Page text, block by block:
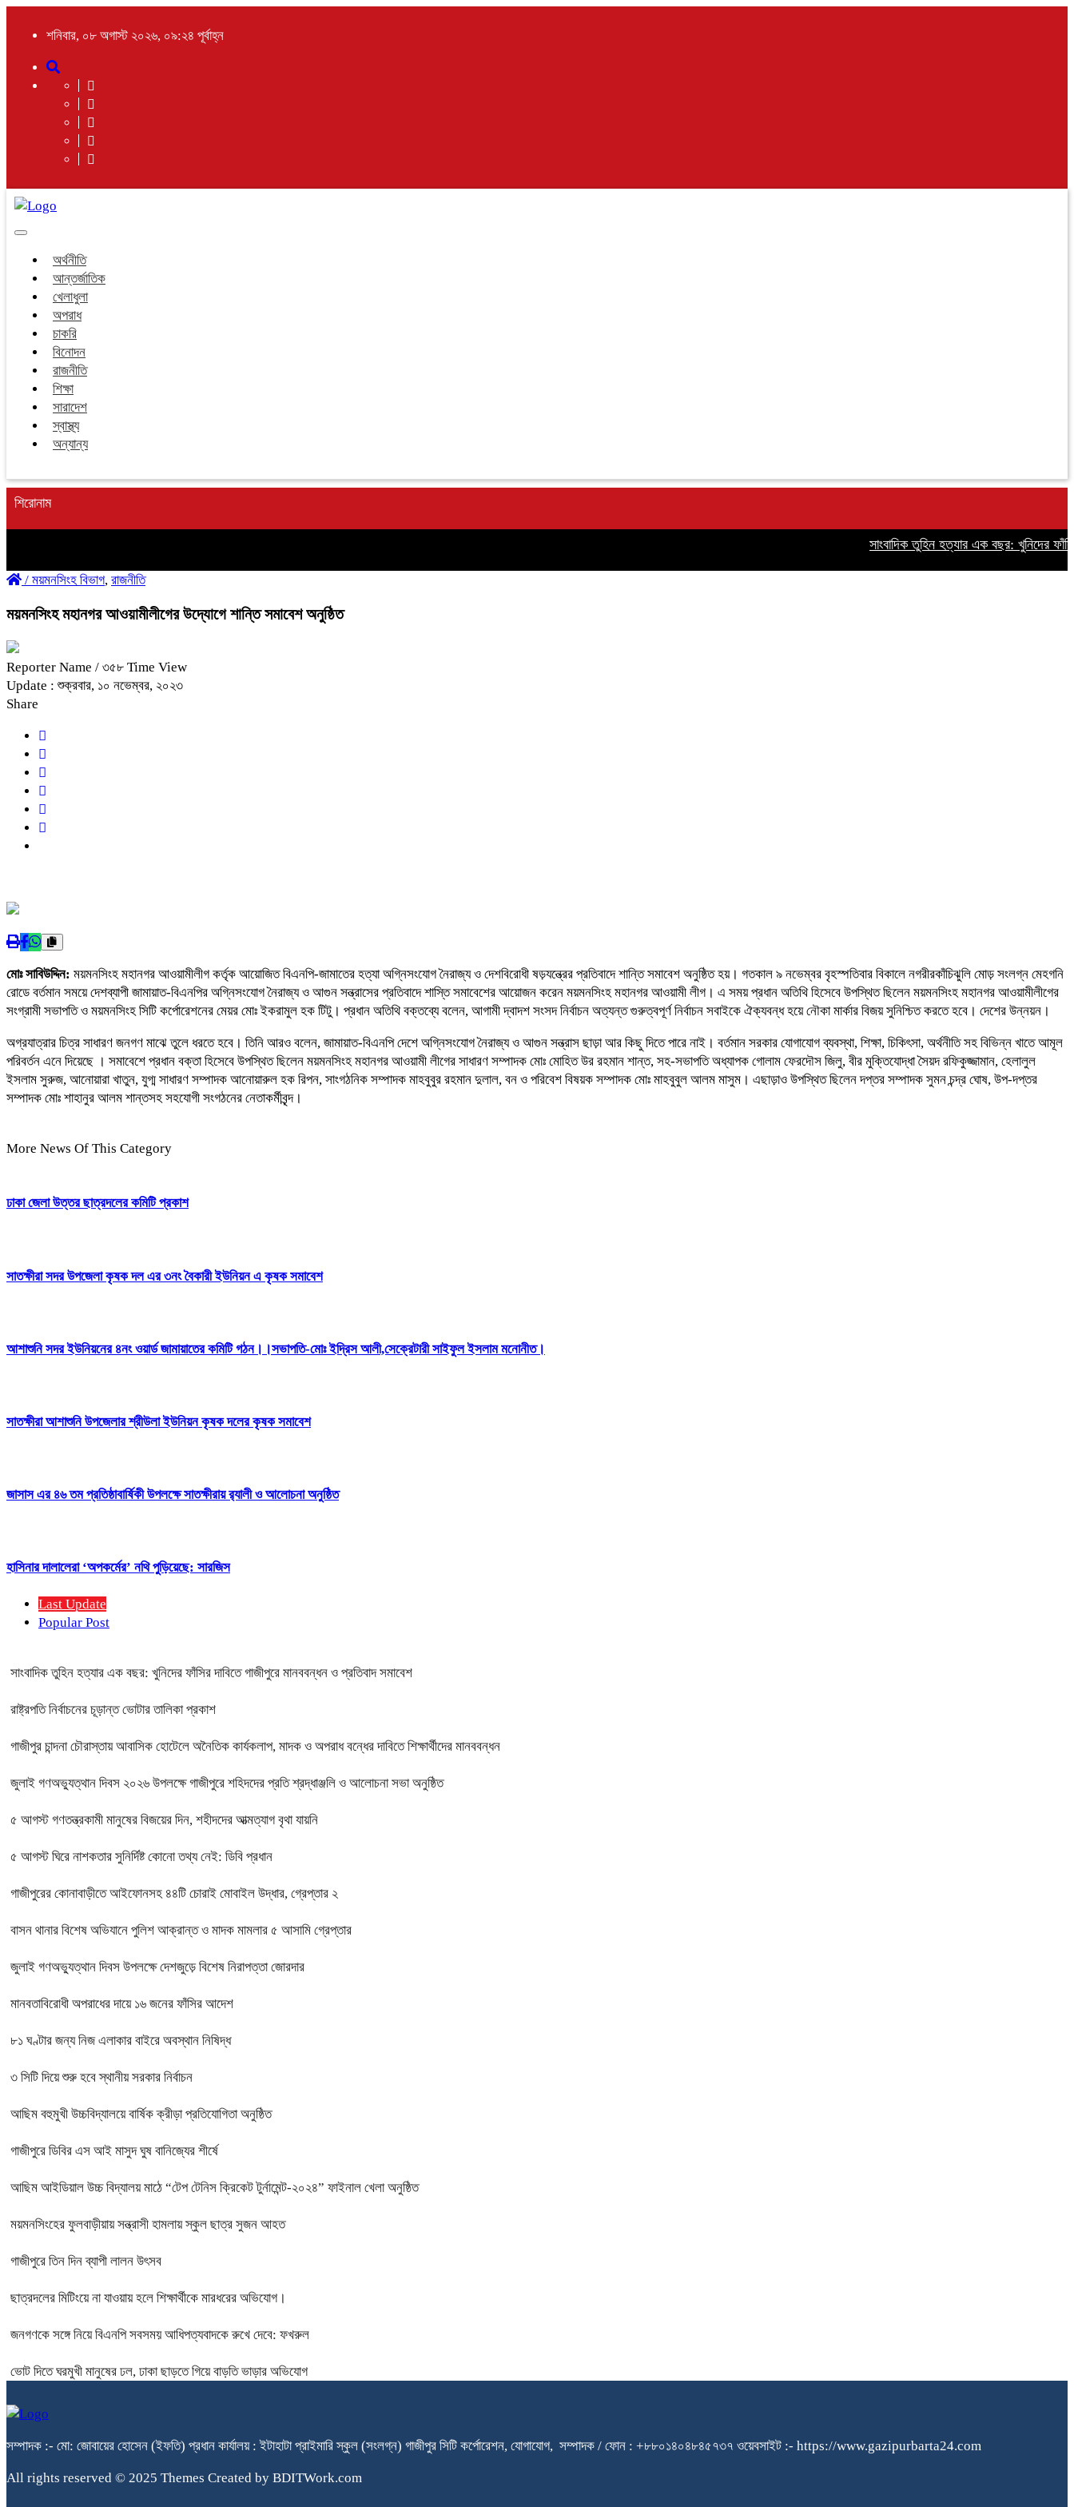
শনিবার, ০৮ অগাস্ট ২০২৬, ০৯:২৪ পূর্বাহ্ন
Toggle
অর্থনীতি
আন্তর্জাতিক
খেলাধুলা
অপরাধ
চাকরি
বিনোদন
রাজনীতি
শিক্ষা
সারাদেশ
স্বাস্থ্য
অন্যান্য
শিরোনাম
সাংবাদিক তুহিন হত্যার এক বছর: খুনিদের ফাঁসির
/ ময়মনসিংহ বিভাগ, রাজনীতি
ময়মনসিংহ মহানগর আওয়ামীলীগের উদ্যোগে শান্তি সমাবেশ অনুষ্ঠিত
Reporter Name / ৩৫৮ Time View
Update : শুক্রবার, ১০ নভেম্বর, ২০২৩
Share
মোঃ সাবিউদ্দিন: ময়মনসিংহ মহানগর আওয়ামীলীগ কর্তৃক আয়োজিত বিএনপি-জামাতের হত্যা অগ্নিসংযোগ নৈরাজ্য ও দেশবিরোধী ষড়যন্ত্রের প্রতিবাদে শান্তি সমাবেশ অনুষ্ঠিত হয়। গতকাল ৯ নভেম্বর বৃহস্পতিবার বিকালে নগরীরকাঁচিঝুলি মোড় সংলগ্ন মেহগনি
রোডে বর্তমান সময়ে দেশব্যাপী জামায়াত-বিএনপির অগ্নিসংযোগ নৈরাজ্য ও আগুন সন্ত্রাসের প্রতিবাদে শাস্তি সমাবেশের আয়োজন করেন ময়মনসিংহ মহানগর আওয়ামী লীগ। এ সময় প্রধান অতিথি হিসেবে উপস্থিত ছিলেন ময়মনসিংহ মহানগর আওয়ামীলীগের
সংগ্রামী সভাপতি ও ময়মনসিংহ সিটি কর্পোরেশনের মেয়র মোঃ ইকরামুল হক টিটু। প্রধান অতিথি বক্তব্যে বলেন, আগামী দ্বাদশ সংসদ নির্বাচন অত্যন্ত গুরুত্বপূর্ণ নির্বাচন সবাইকে ঐক্যবন্ধ হয়ে নৌকা মার্কার বিজয় সুনিশ্চিত করতে হবে। দেশের উন্নয়ন।
অগ্রযাত্রার চিত্র সাধারণ জনগণ মাঝে তুলে ধরতে হবে। তিনি আরও বলেন, জামায়াত-বিএনপি দেশে অগ্নিসংযোগ নৈরাজ্য ও আগুন সন্ত্রাস ছাড়া আর কিছু দিতে পারে নাই। বর্তমান সরকার যোগাযোগ ব্যবস্থা, শিক্ষা, চিকিৎসা, অর্থনীতি সহ বিভিন্ন খাতে আমূল
পরিবর্তন এনে দিয়েছে । সমাবেশে প্রধান বক্তা হিসেবে উপস্থিত ছিলেন ময়মনসিংহ মহানগর আওয়ামী লীগের সাধারণ সম্পাদক মোঃ মোহিত উর রহমান শান্ত, সহ-সভাপতি অধ্যাপক গোলাম ফেরদৌস জিলু, বীর মুক্তিযোদ্ধা সৈয়দ রফিকুজ্জামান, হেলালুল
ইসলাম সুরুজ, আনোয়ারা খাতুন, যুগ্ম সাধারণ সম্পাদক আনোয়ারুল হক রিপন, সাংগঠনিক সম্পাদক মাহবুবুর রহমান দুলাল, বন ও পরিবেশ বিষয়ক সম্পাদক মোঃ মাহবুবুল আলম মাসুম। এছাড়াও উপস্থিত ছিলেন দপ্তর সম্পাদক সুমন চন্দ্র ঘোষ, উপ-দপ্তর
সম্পাদক মোঃ শাহানুর আলম শান্তসহ সহযোগী সংগঠনের নেতাকর্মীবৃন্দ।
More News Of This Category
ঢাকা জেলা উত্তর ছাত্রদলের কমিটি প্রকাশ
সাতক্ষীরা সদর উপজেলা কৃষক দল এর ৩নং বৈকারী ইউনিয়ন এ কৃষক সমাবেশ
আশাশুনি সদর ইউনিয়নের ৪নং ওয়ার্ড জামায়াতের কমিটি গঠন।।সভাপতি-মোঃ ইদ্রিস আলী,সেক্রেটারী সাইফুল ইসলাম মনোনীত।
সাতক্ষীরা আশাশুনি উপজেলার শ্রীউলা ইউনিয়ন কৃষক দলের কৃষক সমাবেশ
জাসাস এর ৪৬ তম প্রতিষ্ঠাবার্ষিকী উপলক্ষে সাতক্ষীরায় র‍্যালী ও আলোচনা অনুষ্ঠিত
হাসিনার দালালেরা ‘অপকর্মের’ নথি পুড়িয়েছে: সারজিস
Last Update
Popular Post
সাংবাদিক তুহিন হত্যার এক বছর: খুনিদের ফাঁসির দাবিতে গাজীপুরে মানববন্ধন ও প্রতিবাদ সমাবেশ
রাষ্ট্রপতি নির্বাচনের চূড়ান্ত ভোটার তালিকা প্রকাশ
গাজীপুর চান্দনা চৌরাস্তায় আবাসিক হোটেলে অনৈতিক কার্যকলাপ, মাদক ও অপরাধ বন্ধের দাবিতে শিক্ষার্থীদের মানববন্ধন
জুলাই গণঅভ্যুত্থান দিবস ২০২৬ উপলক্ষে গাজীপুরে শহিদদের প্রতি শ্রদ্ধাঞ্জলি ও আলোচনা সভা অনুষ্ঠিত
৫ আগস্ট গণতন্ত্রকামী মানুষের বিজয়ের দিন, শহীদদের আত্মত্যাগ বৃথা যায়নি
৫ আগস্ট ঘিরে নাশকতার সুনির্দিষ্ট কোনো তথ্য নেই: ডিবি প্রধান
গাজীপুরের কোনাবাড়ীতে আইফোনসহ ৪৪টি চোরাই মোবাইল উদ্ধার, গ্রেপ্তার ২
বাসন থানার বিশেষ অভিযানে পুলিশ আক্রান্ত ও মাদক মামলার ৫ আসামি গ্রেপ্তার
জুলাই গণঅভ্যুত্থান দিবস উপলক্ষে দেশজুড়ে বিশেষ নিরাপত্তা জোরদার
মানবতাবিরোধী অপরাধের দায়ে ১৬ জনের ফাঁসির আদেশ
৮১ ঘণ্টার জন্য নিজ এলাকার বাইরে অবস্থান নিষিদ্ধ
৩ সিটি দিয়ে শুরু হবে স্থানীয় সরকার নির্বাচন
আছিম বহুমুখী উচ্চবিদ্যালয়ে বার্ষিক ক্রীড়া প্রতিযোগিতা অনুষ্ঠিত
গাজীপুরে ডিবির এস আই মাসুদ ঘুষ বানিজ্যের শীর্ষে
আছিম আইডিয়াল উচ্চ বিদ্যালয় মাঠে “টেপ টেনিস ক্রিকেট টুর্নামেন্ট-২০২৪” ফাইনাল খেলা অনুষ্ঠিত
ময়মনসিংহের ফুলবাড়ীয়ায় সন্ত্রাসী হামলায় স্কুল ছাত্র সুজন আহত
গাজীপুরে তিন দিন ব্যাপী লালন উৎসব
ছাত্রদলের মিটিংয়ে না যাওয়ায় হলে শিক্ষার্থীকে মারধরের অভিযোগ।
জনগণকে সঙ্গে নিয়ে বিএনপি সবসময় আধিপত্যবাদকে রুখে দেবে: ফখরুল
ভোট দিতে ঘরমুখী মানুষের ঢল, ঢাকা ছাড়তে গিয়ে বাড়তি ভাড়ার অভিযোগ
সম্পাদক :- মো: জোবায়ের হোসেন (ইফতি) প্রধান কার্যালয় : ইটাহাটা প্রাইমারি স্কুল (সংলগ্ন) গাজীপুর সিটি কর্পোরেশন, যোগাযোগ, সম্পাদক / ফোন : +৮৮০১৪০৪৮৪৫৭৩৭ ওয়েবসাইট :- https://www.gazipurbarta24.com
All rights reserved © 2025 Themes Created by BDITWork.com